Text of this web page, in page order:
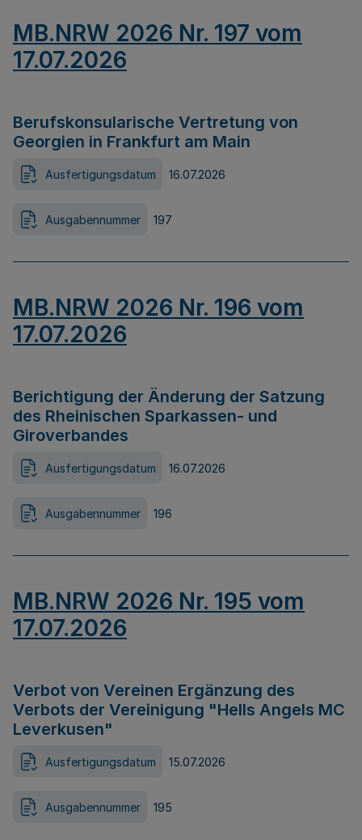
MB.NRW 2026 Nr. 197 vom
17.07.2026
Berufskonsularische Vertretung von
Georgien in Frankfurt am Main
Ausfertigungsdatum 16.07.2026
Ausgabennummer 197
MB.NRW 2026 Nr. 196 vom
17.07.2026
Berichtigung der Änderung der Satzung
des Rheinischen Sparkassen- und
Giroverbandes
Ausfertigungsdatum 16.07.2026
Ausgabennummer 196
MB.NRW 2026 Nr. 195 vom
17.07.2026
Verbot von Vereinen Ergänzung des
Verbots der Vereinigung "Hells Angels MC
Leverkusen"
Ausfertigungsdatum 15.07.2026
Ausgabennummer 195